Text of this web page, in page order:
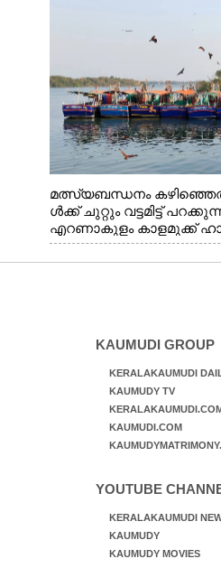
മത്സ്യബന്ധനം
ൾക്ക് ചുറ്റും വട്ടമിട്ട്
എറണാകുളം കാളമുക്ക്
ള്ള കാഴ്ച
KAUMUDI GROUP
KERALAKAUMUDI
KAUMUDY TV
KAUMUDI.COM
YOUTUBE
KERALAKAUMUDI
KAUMUDY
KAUMUDY MOVIES